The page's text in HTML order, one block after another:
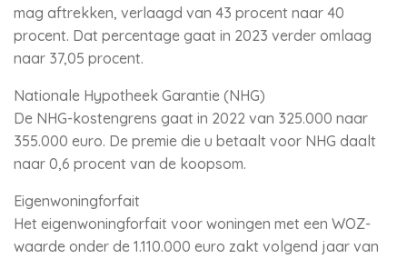
mag aftrekken, verlaagd van 43 procent naar 40
procent. Dat percentage gaat in 2023 verder omlaag
naar 37,05 procent.
Nationale Hypotheek Garantie (NHG)
De NHG-kostengrens gaat in 2022 van 325.000 naar
355.000 euro. De premie die u betaalt voor NHG daalt
naar 0,6 procent van de koopsom.
Eigenwoningforfait
Het eigenwoningforfait voor woningen met een WOZ-
waarde onder de 1.110.000 euro zakt volgend jaar van